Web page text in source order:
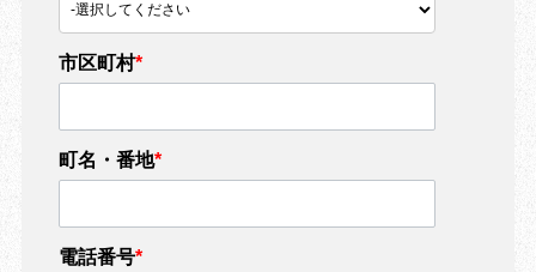
市区町村*
町名・番地*
電話番号*